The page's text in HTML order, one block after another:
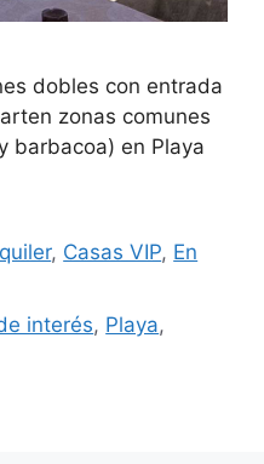
dobles con entrada
zonas comunes
barbacoa) en Playa
, Casas VIP, En
interés, Playa,